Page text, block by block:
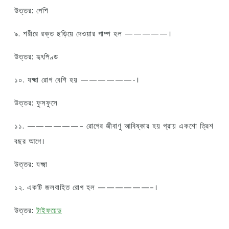
উত্তর: পেশি
৯. শরীরে রক্ত ছড়িয়ে দেওয়ার পাম্প হল —————।
উত্তর: হৃৎপিণ্ড
১০. যক্ষ্মা রোগ বেশি হয় ——————-।
উত্তর: ফুসফুসে
১১. ——————– রোগের জীবাণু আবিষ্কার হয় প্রায় একশো ত্রিশ
বছর আগে।
উত্তর: যক্ষ্মা
১২. একটি জলবাহিত রোগ হল ——————–।
উত্তর:টাইফয়েড